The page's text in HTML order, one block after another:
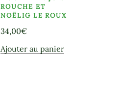
ROUCHE ET
NOËLIG LE ROUX
34,00€
Ajouter au panier